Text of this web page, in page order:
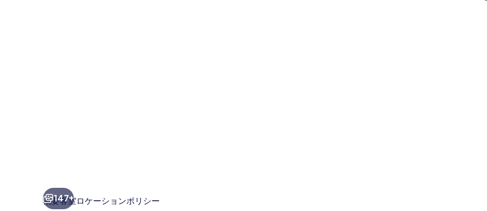
ャ147+
概要客室ロケーションポリシー